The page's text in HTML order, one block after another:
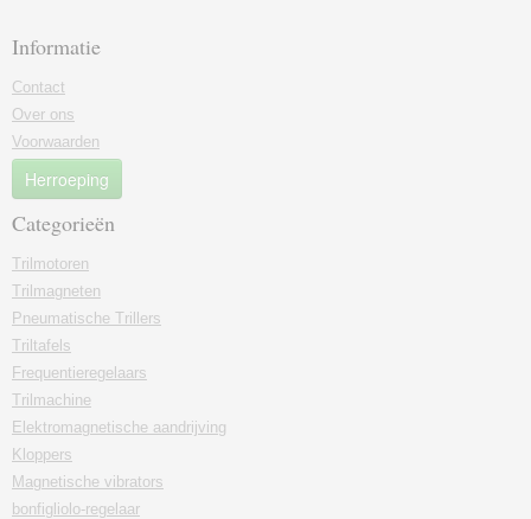
Informatie
Contact
Over ons
Voorwaarden
Herroeping
Categorieën
Trilmotoren
Trilmagneten
Pneumatische Trillers
Triltafels
Frequentieregelaars
Trilmachine
Elektromagnetische aandrijving
Kloppers
Magnetische vibrators
bonfigliolo-regelaar